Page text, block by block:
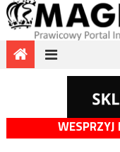
WESPRZYJ